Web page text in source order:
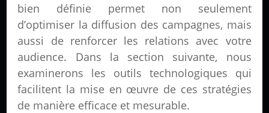
bien définie permet non seulement
d’optimiser la diffusion des campagnes, mais
aussi de renforcer les relations avec votre
audience. Dans la section suivante, nous
examinerons les outils technologiques qui
facilitent la mise en œuvre de ces stratégies
de manière efficace et mesurable.